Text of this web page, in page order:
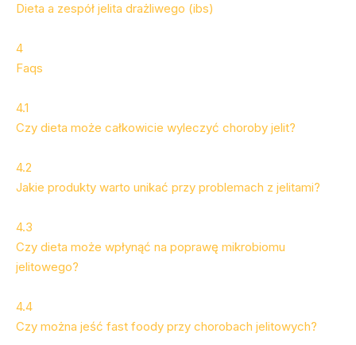
Dieta a zespół jelita drażliwego (ibs)
4
Faqs
4.1
Czy dieta może całkowicie wyleczyć choroby jelit?
4.2
Jakie produkty warto unikać przy problemach z jelitami?
4.3
Czy dieta może wpłynąć na poprawę mikrobiomu
jelitowego?
4.4
Czy można jeść fast foody przy chorobach jelitowych?